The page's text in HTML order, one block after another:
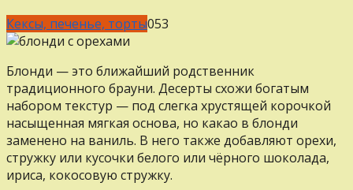
Кексы, печенье, торты053
Блонди — это ближайший родственник
традиционного брауни. Десерты схожи богатым
набором текстур — под слегка хрустящей корочкой
насыщенная мягкая основа, но какао в блонди
заменено на ваниль. В него также добавляют орехи,
стружку или кусочки белого или чёрного шоколада,
ириса, кокосовую стружку.